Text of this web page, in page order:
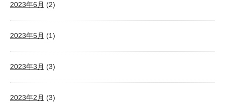
2023年6月 (2)
2023年5月 (1)
2023年3月 (3)
2023年2月 (3)